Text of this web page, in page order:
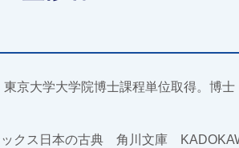
京大学大学院博士課程単位取得。博
クス日本の古典 角川文庫